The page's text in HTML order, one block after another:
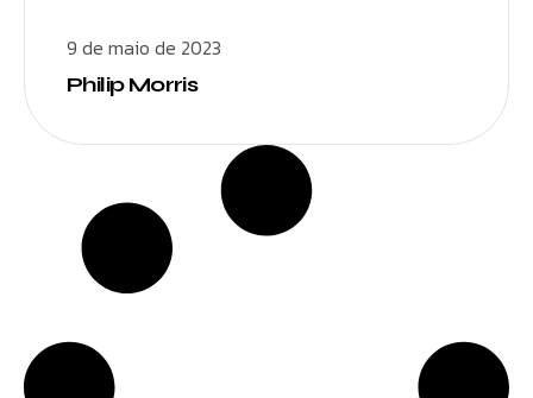
9 de maio de 2023
Philip Morris